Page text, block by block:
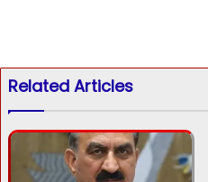
Related Articles